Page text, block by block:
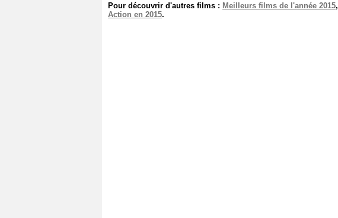
Pour découvrir d'autres films : Meilleurs films de l'année 2015,
Action en 2015.